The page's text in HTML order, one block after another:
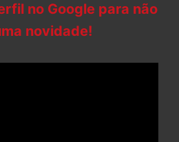
no Google para não
novidade!